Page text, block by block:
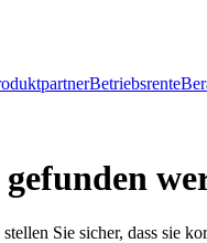
Betriebsrente
Sie sicher, dass sie